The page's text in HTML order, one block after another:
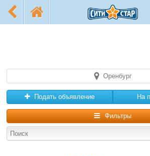
Оренбург
Подать объявление На
Фильтры